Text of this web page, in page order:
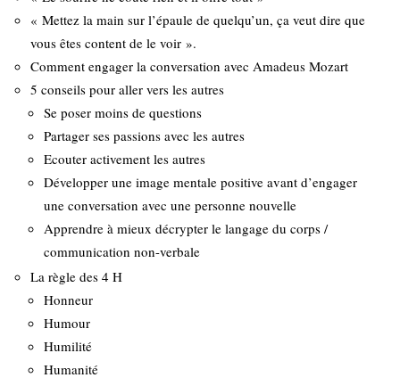
« Mettez la main sur l’épaule de quelqu’un, ça veut dire que
vous êtes content de le voir ».
Comment engager la conversation avec Amadeus Mozart
5 conseils pour aller vers les autres
Se poser moins de questions
Partager ses passions avec les autres
Ecouter activement les autres
Développer une image mentale positive avant d’engager
une conversation avec une personne nouvelle
Apprendre à mieux décrypter le langage du corps /
communication non-verbale
La règle des 4 H
Honneur
Humour
Humilité
Humanité